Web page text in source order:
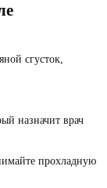
сгусток,
назначит врач
прохладную